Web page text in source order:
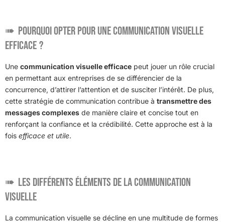
Pourquoi opter pour une communication visuelle
efficace ?
Une communication visuelle efficace peut jouer un rôle crucial
en permettant aux entreprises de se différencier de la
concurrence, d’attirer l’attention et de susciter l’intérêt. De plus,
cette stratégie de communication contribue à transmettre des
messages complexes de manière claire et concise tout en
renforçant la confiance et la crédibilité. Cette approche est à la
fois efficace et utile.
Les différents éléments de la communication
visuelle
La communication visuelle se décline en une multitude de formes